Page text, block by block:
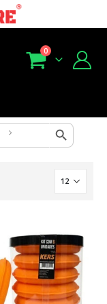
Search Button
0